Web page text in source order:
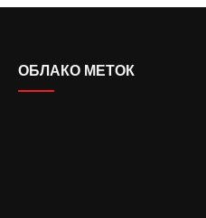
ОБЛАКО МЕТОК